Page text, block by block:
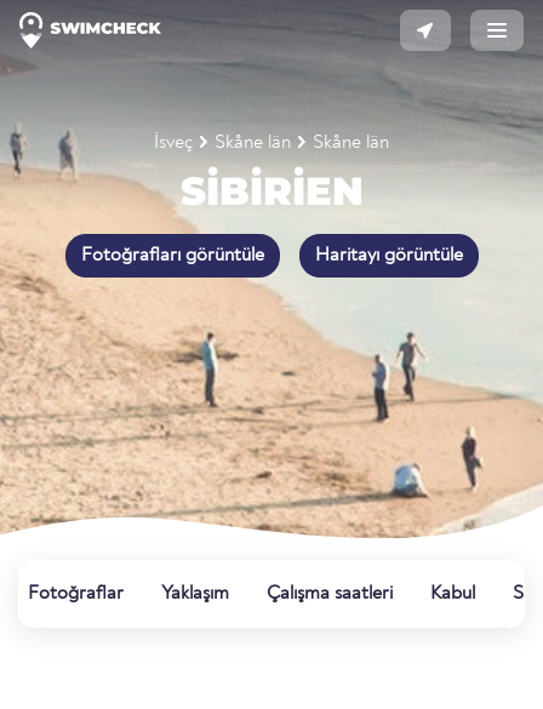
İsveç Skåne län Skåne län
SIBIRIEN
Fotoğrafları görüntüle Haritayı görüntüle
Fotoğraflar Yaklaşım Çalışma saatleri Kabul Su